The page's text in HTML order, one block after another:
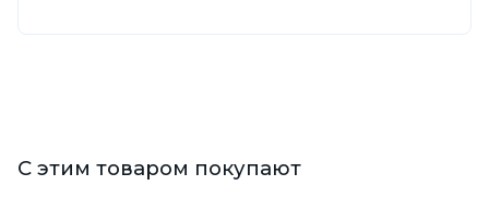
С этим товаром покупают